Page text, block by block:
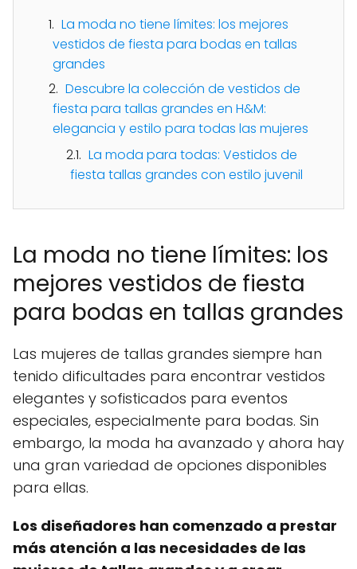
La moda no tiene límites: los mejores
vestidos de fiesta para bodas en tallas
grandes
Descubre la colección de vestidos de
fiesta para tallas grandes en H&M:
elegancia y estilo para todas las mujeres
La moda para todas: Vestidos de
fiesta tallas grandes con estilo juvenil
La moda no tiene límites: los
mejores vestidos de fiesta
para bodas en tallas grandes
Las mujeres de tallas grandes siempre han
tenido dificultades para encontrar vestidos
elegantes y sofisticados para eventos
especiales, especialmente para bodas. Sin
embargo, la moda ha avanzado y ahora hay
una gran variedad de opciones disponibles
para ellas.
Los diseñadores han comenzado a prestar
más atención a las necesidades de las